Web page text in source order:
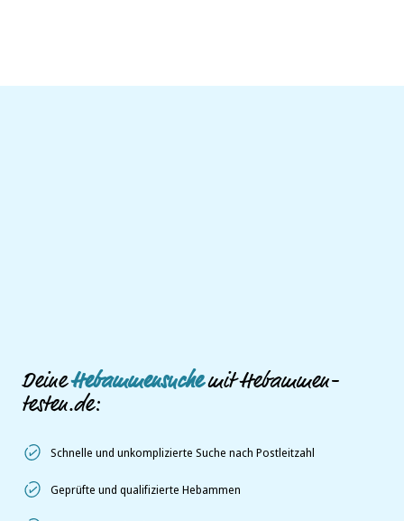
DeineHebammensuchemit Hebammen-
testen.de:
Schnelle und unkomplizierte Suche nach Postleitzahl
Geprüfte und qualifizierte Hebammen